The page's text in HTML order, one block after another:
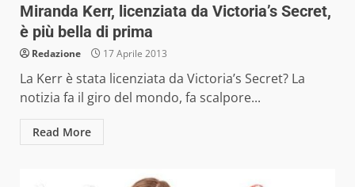
Miranda Kerr, licenziata da Victoria’s Secret,
è più bella di prima
Redazione 17 Aprile 2013
La Kerr è stata licenziata da Victoria’s Secret? La
notizia fa il giro del mondo, fa scalpore...
Read More